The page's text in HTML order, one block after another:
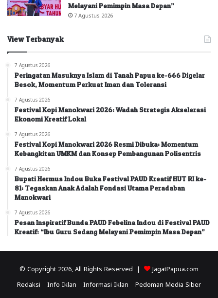
Melayani Pemimpin Masa Depan”
7 Agustus 2026
View Terbanyak
7 Agustus 2026
Peringatan Masuknya Islam di Tanah Papua ke-666 Digelar
Besok, Momentum Perkuat Iman dan Toleransi
7 Agustus 2026
Festival Kopi Manokwari 2026: Wadah Strategis Akselerasi
Ekonomi Kreatif Lokal
7 Agustus 2026
Festival Kopi Manokwari 2026 Resmi Dibuka: Momentum
Kebangkitan UMKM dan Konsep Pembangunan Polisentris
7 Agustus 2026
Bupati Hermus Indou Buka Festival PAUD Kreatif HUT RI ke-
81: Tegaskan Anak Adalah Fondasi Utama Peradaban
Manokwari
7 Agustus 2026
Pesan Inspiratif Bunda PAUD Febelina Indou di Festival PAUD
Kreatif: “Ibu Guru Sedang Melayani Pemimpin Masa Depan”
© Copyright 2026, All Rights Reserved | JagatPapua.com
Redaksi Info Iklan Informasi Iklan Pedoman Media Siber